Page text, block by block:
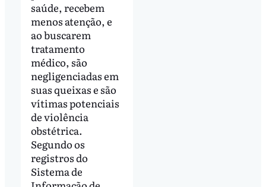
saúde, recebem
menos atenção, e
ao buscarem
tratamento
médico, são
negligenciadas em
suas queixas e são
vítimas potenciais
de violência
obstétrica.
Segundo os
registros do
Sistema de